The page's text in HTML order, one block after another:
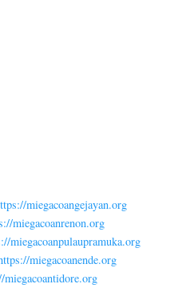
miegacoangejayan.org
miegacoanrenon.org
miegacoanpulaupramuka.org
miegacoanende.org
miegacoantidore.org